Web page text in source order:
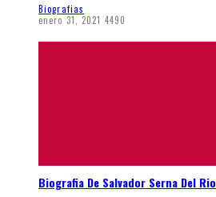
Biografias
enero 31, 2021 4490
Biografia De Salvador Serna Del Rio